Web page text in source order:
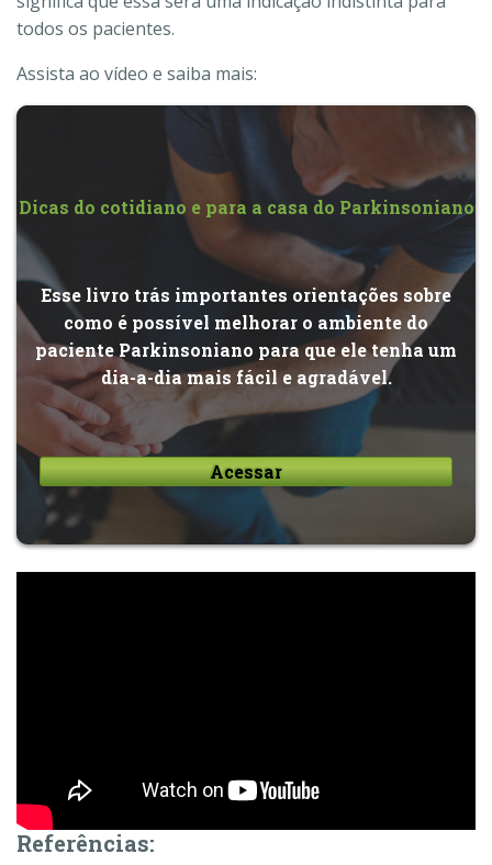
todos os pacientes.
Assista ao vídeo e saiba mais:
Dicas do cotidiano e para a casa do Parkinsoniano
Esse livro trás importantes orientações sobre
como é possível melhorar o ambiente do
paciente Parkinsoniano para que ele tenha um
dia-a-dia mais fácil e agradável.
Acessar
Referências: